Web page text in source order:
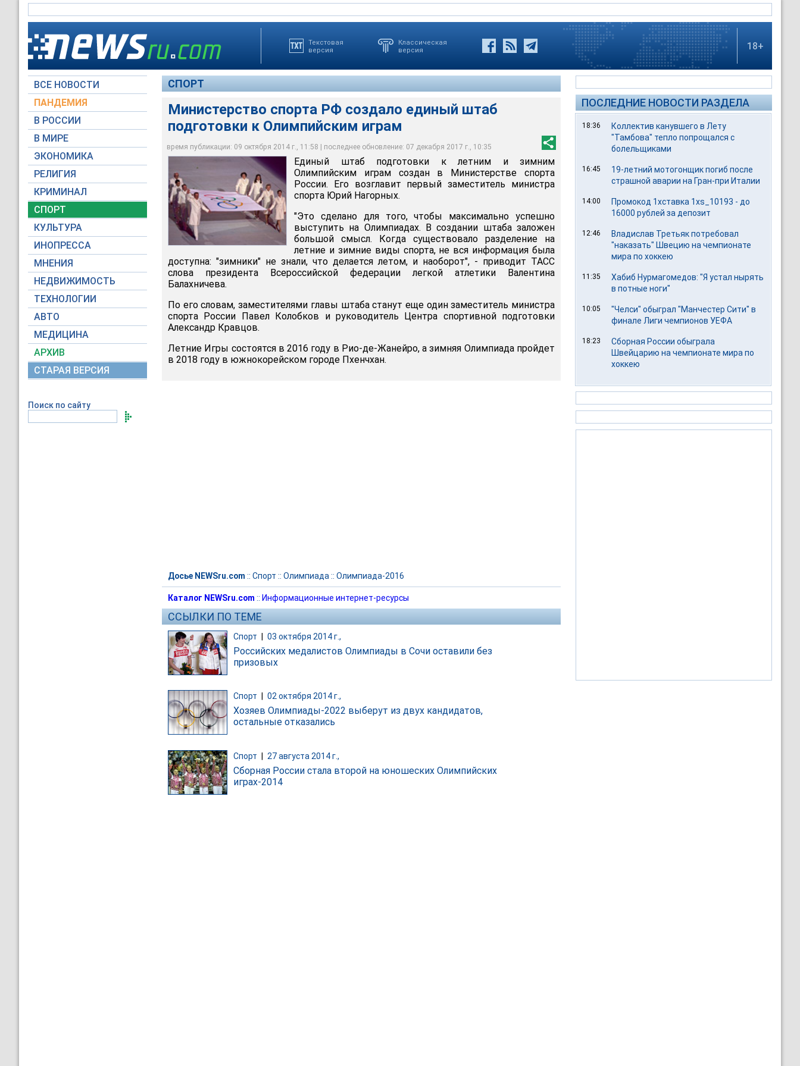
Текстовая
версия
Классическая
версия
18+
ВСЕ НОВОСТИ
ПАНДЕМИЯ
В РОССИИ
В МИРЕ
ЭКОНОМИКА
РЕЛИГИЯ
КРИМИНАЛ
СПОРТ
КУЛЬТУРА
ИНОПРЕССА
МНЕНИЯ
НЕДВИЖИМОСТЬ
ТЕХНОЛОГИИ
АВТО
МЕДИЦИНА
АРХИВ
СТАРАЯ ВЕРСИЯ
Поиск по сайту
СПОРТ
Министерство спорта РФ создало единый штаб
подготовки к Олимпийским играм
время публикации: 09 октября 2014 г., 11:58 | последнее обновление: 07 декабря 2017 г., 10:35
Единый штаб подготовки к летним и зимним Олимпийским играм создан в
Министерстве спорта России
Russian Look
Единый штаб подготовки к летним и зимним
Олимпийским играм создан в Министерстве спорта
России. Его возглавит первый заместитель министра
спорта Юрий Нагорных.
"Это сделано для того, чтобы максимально успешно
выступить на Олимпиадах. В создании штаба заложен
большой смысл. Когда существовало разделение на
летние и зимние виды спорта, не вся информация была
доступна: "зимники" не знали, что делается летом, и наоборот", - приводит ТАСС
слова президента Всероссийской федерации легкой атлетики Валентина
Балахничева.
По его словам, заместителями главы штаба станут еще один заместитель министра
спорта России Павел Колобков и руководитель Центра спортивной подготовки
Александр Кравцов.
Летние Игры состоятся в 2016 году в Рио-де-Жанейро, а зимняя Олимпиада пройдет
в 2018 году в южнокорейском городе Пхенчхан.
Досье NEWSru.com :: Спорт :: Олимпиада :: Олимпиада-2016
Каталог NEWSru.com :: Информационные интернет-ресурсы
ССЫЛКИ ПО ТЕМЕ
Спорт 03 октября 2014 г.,
Российских медалистов Олимпиады в Сочи оставили без
призовых
Спорт 02 октября 2014 г.,
Хозяев Олимпиады-2022 выберут из двух кандидатов,
остальные отказались
Спорт | 27 августа 2014 г.,
Сборная России стала второй на юношеских Олимпийских
играх-2014
ПОСЛЕДНИЕ НОВОСТИ РАЗДЕЛА
18:36
Коллектив канувшего в Лету
"Тамбова" тепло попрощался с
болельщиками
16:45
19-летний мотогонщик погиб после
страшной аварии на Гран-при Италии
14:00
Промокод 1хставка 1xs_10193 - до
16000 рублей за депозит
12:46
Владислав Третьяк потребовал
"наказать" Швецию на чемпионате
мира по хоккею
11:35
Хабиб Нурмагомедов: "Я устал нырять
в потные ноги"
10:05
"Челси" обыграл "Манчестер Сити" в
финале Лиги чемпионов УЕФА
18:23
Сборная России обыграла
Швейцарию на чемпионате мира по
хоккею